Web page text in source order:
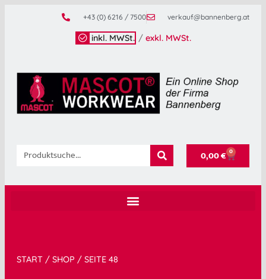
+43 (0) 6216 / 7500 verkauf@bannenberg.at
inkl. MWSt. / exkl. MWSt.
0,00€ 0
START / SHOP / SEITE 48